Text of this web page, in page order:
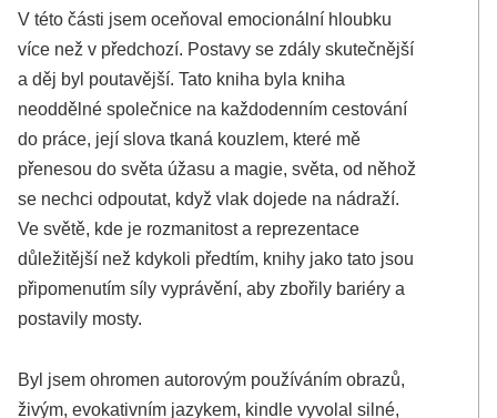
V této části jsem oceňoval emocionální hloubku
více než v předchozí. Postavy se zdály skutečnější
a děj byl poutavější. Tato kniha byla kniha
neoddělné společnice na každodenním cestování
do práce, její slova tkaná kouzlem, které mě
přenesou do světa úžasu a magie, světa, od něhož
se nechci odpoutat, když vlak dojede na nádraží.
Ve světě, kde je rozmanitost a reprezentace
důležitější než kdykoli předtím, knihy jako tato jsou
připomenutím síly vyprávění, aby zbořily bariéry a
postavily mosty.
Byl jsem ohromen autorovým používáním obrazů,
živým, evokativním jazykem, kindle vyvolal silné,